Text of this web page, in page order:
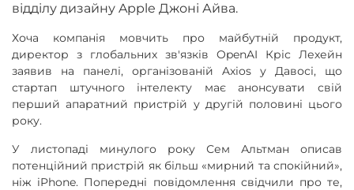
відділу дизайну Apple Джоні Айва.
Хоча компанія мовчить про майбутній продукт,
директор з глобальних зв'язків OpenAI Кріс Лехейн
заявив на панелі, організованій Axios у Давосі, що
стартап штучного інтелекту має анонсувати свій
перший апаратний пристрій у другій половині цього
року.
У листопаді минулого року Сем Альтман описав
потенційний пристрій як більш «мирний та спокійний»,
ніж iPhone. Попередні повідомлення свідчили про те,